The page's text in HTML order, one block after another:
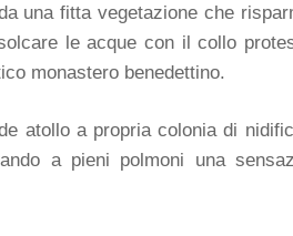
una fitta vegetazione che
le acque con il collo
monastero benedettino.
atollo a propria colonia di
a pieni polmoni una